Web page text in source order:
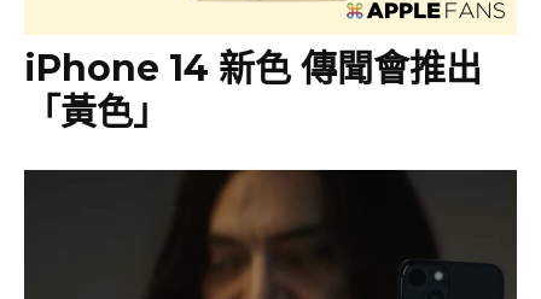
iPhone 14 新色 傳聞會推出
「黃色」